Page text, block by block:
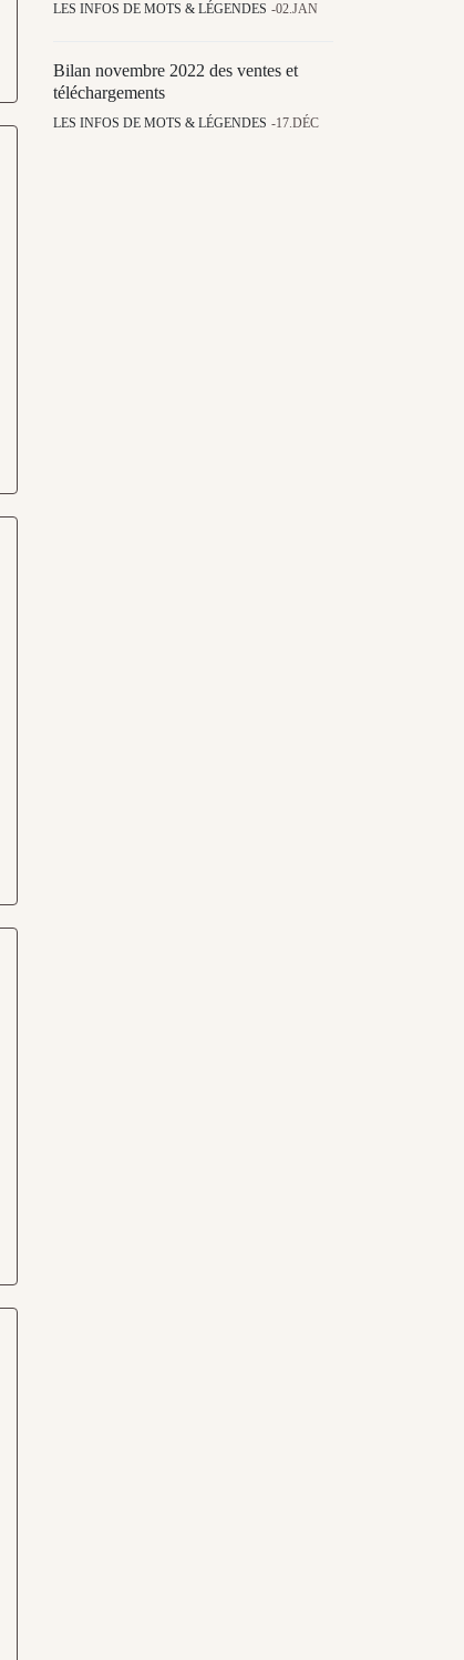
LES INFOS DE MOTS & LÉGENDES 02.JAN
Bilan novembre 2022 des ventes et
téléchargements
LES INFOS DE MOTS & LÉGENDES 17.DÉC